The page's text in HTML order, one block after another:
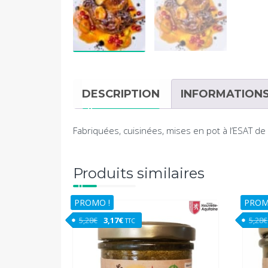
DESCRIPTION
Fabriquées, cuisinées, mises en pot à l’ESAT
Produits similaires
PROMO !
5,28€ Le prix initial était : 5,28€.
3,17€Le prix actuel est : 3,17€.
TTC 5,28€